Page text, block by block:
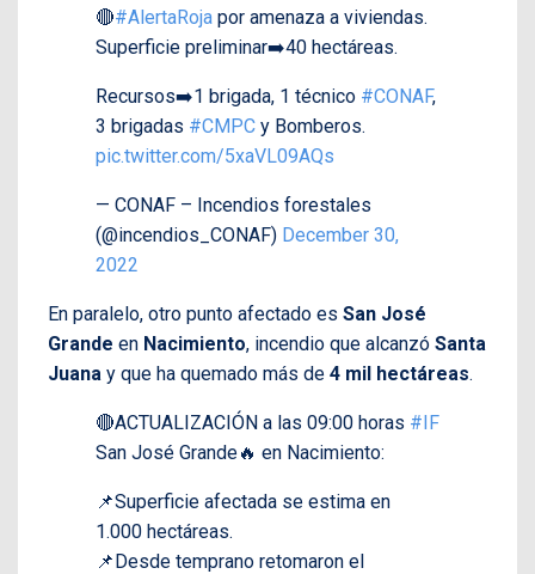
🔴#AlertaRoja por amenaza a viviendas.
Superficie preliminar➡️40 hectáreas.
Recursos➡️1 brigada, 1 técnico #CONAF,
3 brigadas #CMPC y Bomberos.
pic.twitter.com/5xaVL09AQs
— CONAF – Incendios forestales
(@incendios_CONAF) December 30,
2022
En paralelo, otro punto afectado es San José
Grande en Nacimiento, incendio que alcanzó Santa
Juana y que ha quemado más de 4 mil hectáreas.
🔴ACTUALIZACIÓN a las 09:00 horas #IF
San José Grande🔥 en Nacimiento:
📌Superficie afectada se estima en
1.000 hectáreas.
📌Desde temprano retomaron el